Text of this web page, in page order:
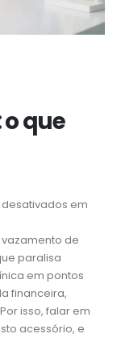
que
em
de
paralisa
em pontos
financeira,
isso, falar em
acessório, e